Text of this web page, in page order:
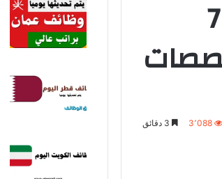
يعلن فندق ميلينيوم بلازا الدوحة عن 7
3٬088